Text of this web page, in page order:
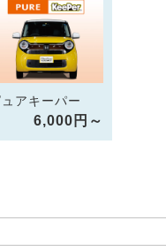
ュアキーパー
6,000円～